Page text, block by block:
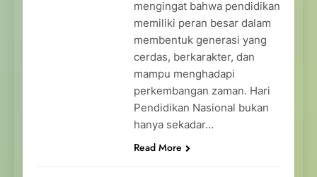
mengingat bahwa pendidikan
memiliki peran besar dalam
membentuk generasi yang
cerdas, berkarakter, dan
mampu menghadapi
perkembangan zaman. Hari
Pendidikan Nasional bukan
hanya sekadar…
Read More